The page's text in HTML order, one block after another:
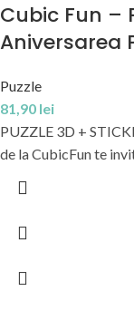
Cubic Fun –
Aniversarea
Puzzle
81,90 lei
PUZZLE 3D +
de la CubicFun te